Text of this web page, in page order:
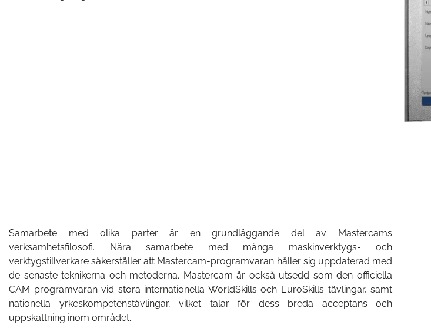
LÄS MER
Samarbete med olika parter är en grundläggande del av Mastercams
verksamhetsfilosofi. Nära samarbete med många maskinverktygs- och
verktygstillverkare säkerställer att Mastercam-programvaran håller sig uppdaterad med
de senaste teknikerna och metoderna. Mastercam är också utsedd som den officiella
CAM-programvaran vid stora internationella WorldSkills och EuroSkills-tävlingar, samt
nationella yrkeskompetenstävlingar, vilket talar för dess breda acceptans och
uppskattning inom området.